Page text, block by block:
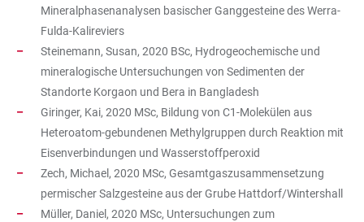
Mineralphasenanalysen basischer Ganggesteine des Werra-
Fulda-Kalireviers
Steinemann, Susan, 2020 BSc, Hydrogeochemische und
mineralogische Untersuchungen von Sedimenten der
Standorte Korgaon und Bera in Bangladesh
Giringer, Kai, 2020 MSc, Bildung von C1-Molekülen aus
Heteroatom-gebundenen Methylgruppen durch Reaktion mit
Eisenverbindungen und Wasserstoffperoxid
Zech, Michael, 2020 MSc, Gesamtgaszusammensetzung
permischer Salzgesteine aus der Grube Hattdorf/Wintershall
Müller, Daniel, 2020 MSc, Untersuchungen zum